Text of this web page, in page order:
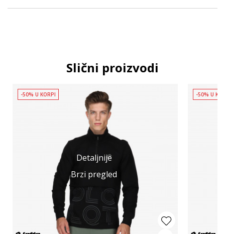
Slični proizvodi
Detaljnije
Brzi pregled
-50% U KORPI -50% U